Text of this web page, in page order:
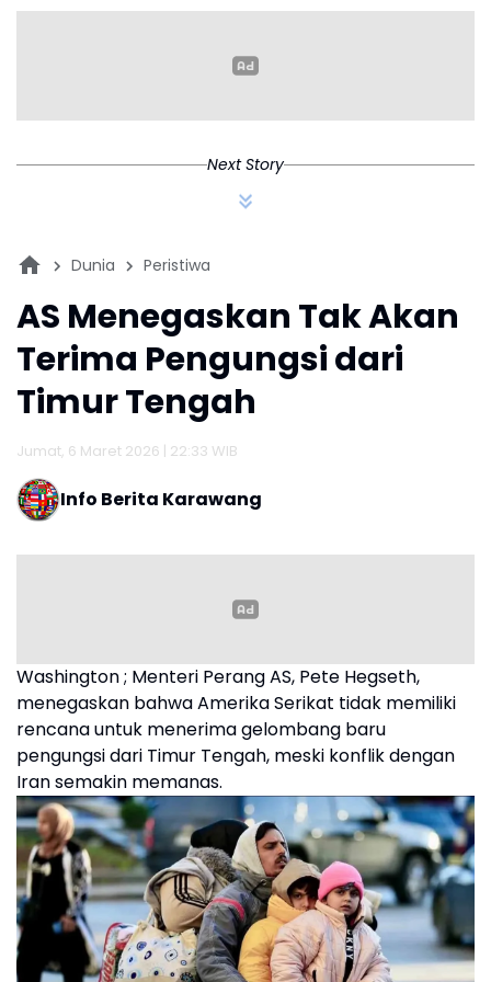
Next Story
Dunia Peristiwa
AS Menegaskan Tak Akan
Terima Pengungsi dari
Timur Tengah
Jumat, 6 Maret 2026 | 22:33 WIB
Info Berita Karawang
Washington ; Menteri Perang AS, Pete Hegseth,
menegaskan bahwa Amerika Serikat tidak memiliki
rencana untuk menerima gelombang baru
pengungsi dari Timur Tengah, meski konflik dengan
Iran semakin memanas.